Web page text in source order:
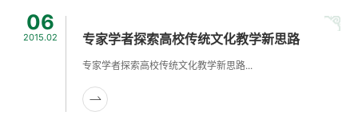
06
2015.02 专家学者探索高校传统文化教学新思路
专家学者探索高校传统文化教学新思路...